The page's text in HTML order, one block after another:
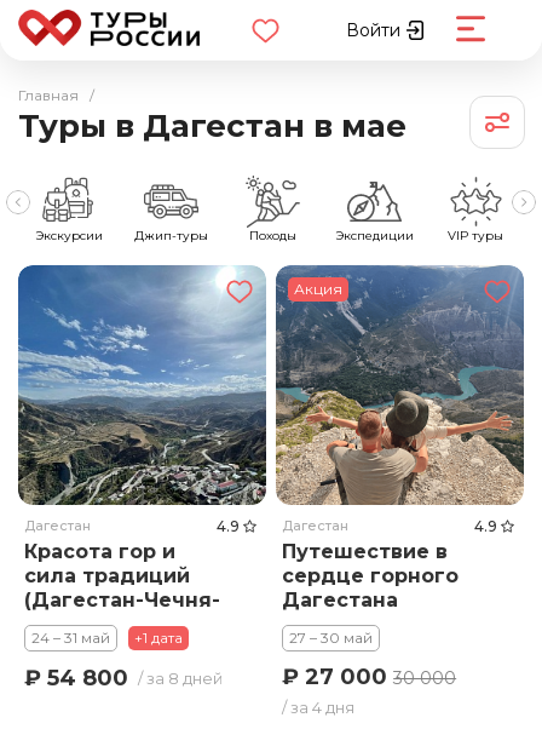
Войти
Главная /
Туры в Дагестан в мае
Экскурсии Джип-туры Походы Экспедиции VIP туры
Дагестан 4.9
Красота гор и
сила традиций
(Дагестан-Чечня-
Ингушетия-
Осетия) заезды
по воскресеньям
24 – 31 май +1 дата
₽ 54 800 / за 8 дней
Акция
Дагестан 4.9
Путешествие в
сердце горного
Дагестана
27 – 30 май
₽ 27 00030 000
/ за 4 дня